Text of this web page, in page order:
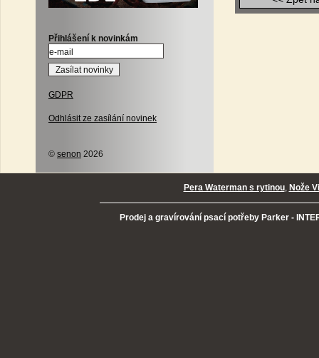
Přihlášení k novinkám
GDPR
Odhlásit ze zasílání novinek
© senon 2026
Pera Waterman s rytinou, Nože
Prodej a gravírování psací potřeby Parker -